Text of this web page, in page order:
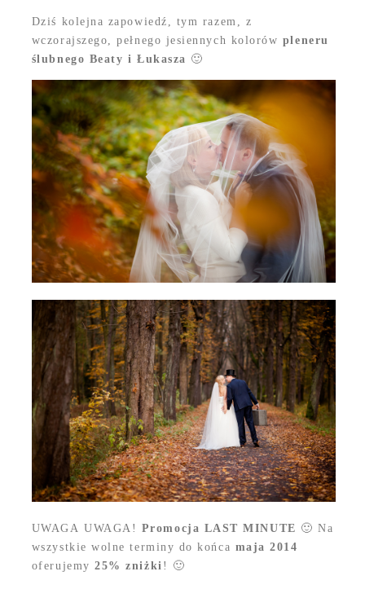
Dziś kolejna zapowiedź, tym razem, z
wczorajszego, pełnego jesiennych kolorów pleneru
ślubnego Beaty i Łukasza 🙂
UWAGA UWAGA! Promocja LAST MINUTE 🙂 Na
wszystkie wolne terminy do końca maja 2014
oferujemy25% zniżki ! 🙂